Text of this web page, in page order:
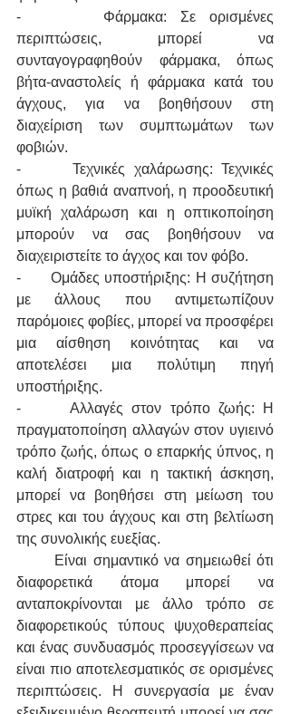
-      Φάρμακα: Σε ορισμένες
περιπτώσεις, μπορεί να
συνταγογραφηθούν φάρμακα, όπως
βήτα-αναστολείς ή φάρμακα κατά του
άγχους, για να βοηθήσουν στη
διαχείριση των συμπτωμάτων των
φοβιών.
-      Τεχνικές χαλάρωσης: Τεχνικές
όπως η βαθιά αναπνοή, η προοδευτική
μυϊκή χαλάρωση και η οπτικοποίηση
μπορούν να σας βοηθήσουν να
διαχειριστείτε το άγχος και τον φόβο.
-      Ομάδες υποστήριξης: Η συζήτηση
με άλλους που αντιμετωπίζουν
παρόμοιες φοβίες, μπορεί να προσφέρει
μια αίσθηση κοινότητας και να
αποτελέσει μια πολύτιμη πηγή
υποστήριξης.
-      Αλλαγές στον τρόπο ζωής: Η
πραγματοποίηση αλλαγών στον υγιεινό
τρόπο ζωής, όπως ο επαρκής ύπνος, η
καλή διατροφή και η τακτική άσκηση,
μπορεί να βοηθήσει στη μείωση του
στρες και του άγχους και στη βελτίωση
της συνολικής ευεξίας.
διαφορετικά άτομα μπορεί να
ανταποκρίνονται με άλλο τρόπο σε
διαφορετικούς τύπους ψυχοθεραπείας
και ένας συνδυασμός προσεγγίσεων να
είναι πιο αποτελεσματικός σε ορισμένες
περιπτώσεις. Η συνεργασία με έναν